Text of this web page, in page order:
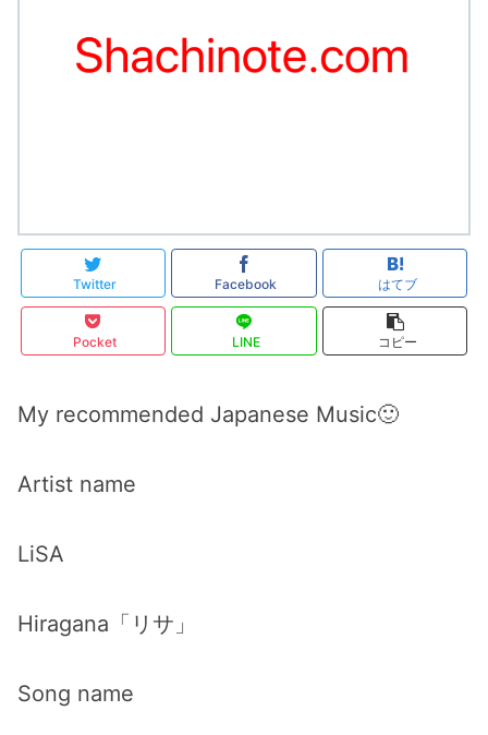
Twitter Facebook はてブ
Pocket LINE コピー
My recommended Japanese Music🙂
Artist name
LiSA
Hiragana「リサ」
Song name